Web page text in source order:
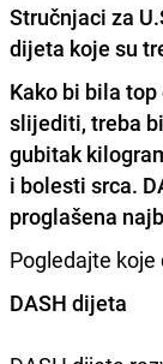
Stručnjaci za
dijeta koje su
Kako bi bila
slijediti, treba
gubitak
i bolesti srca.
proglašena
Pogledajte
DASH dijeta